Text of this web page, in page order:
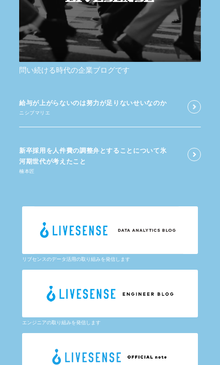
問い続ける時代の企業ブログです
給与が​上がらないのは​努力が​足りないせいなのか
ニシブマリエ
新卒採用を​人件費の​調整弁と​する​ことに​ついて​氷
河期世代が​考えた​こと
楠本匠
リブセンスのデータ活用の取り組みを発信します
エンジニアの取り組みを発信します